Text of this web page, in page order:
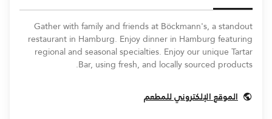
Gather with family and friends at Böckmann's, a standout
restaurant in Hamburg. Enjoy dinner in Hamburg featuring
regional and seasonal specialties. Enjoy our unique Tartar
Bar, using fresh, and locally sourced products.
الموقع الإلكتروني للمطعمOpens In New Window